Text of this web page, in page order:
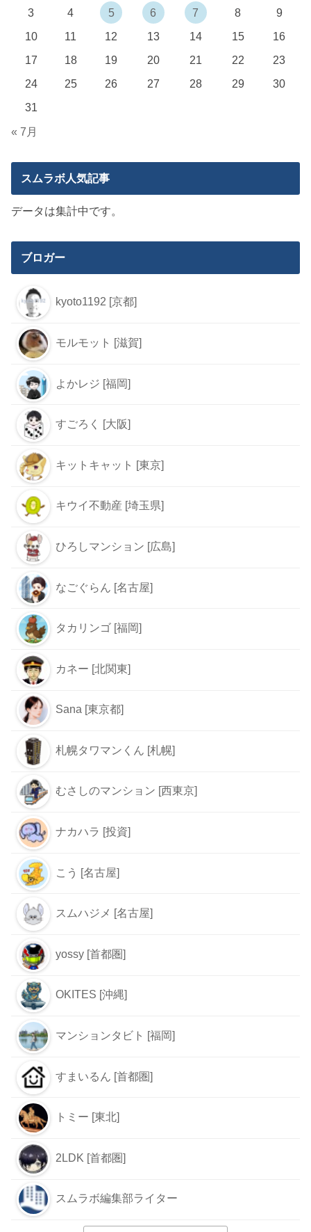
3
4 5 6 7 8
9
10
11 12 13 14 15
16
17
18 19 20 21 22
23
24
25 26 27 28 29
30
31
« 7月
スムラボ人気記事
データは集計中です。
ブロガー
kyoto1192 [京都]
モルモット [滋賀]
よかレジ [福岡]
すごろく [大阪]
キットキャット [東京]
キウイ不動産 [埼玉県]
ひろしマンション [広島]
なごぐらん [名古屋]
タカリンゴ [福岡]
カネー [北関東]
Sana [東京都]
札幌タワマンくん [札幌]
むさしのマンション [西東京]
ナカハラ [投資]
こう [名古屋]
スムハジメ [名古屋]
yossy [首都圏]
OKITES [沖縄]
マンションタビト [福岡]
すまいるん [首都圏]
トミー [東北]
2LDK [首都圏]
スムラボ編集部ライター